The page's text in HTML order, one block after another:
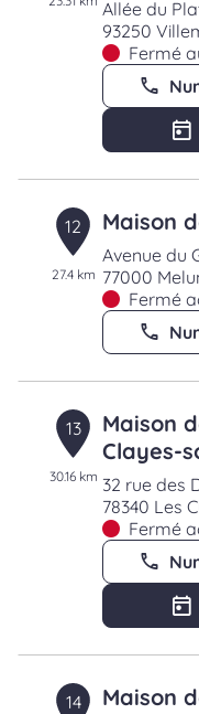
Allée du
93250
Fermé
12
27.4 km
Maison
Avenue du
77000
Fermé
13
30.16 km
Maison
Clayes-
32 rue des
78340 Les
Fermé
14 Maison